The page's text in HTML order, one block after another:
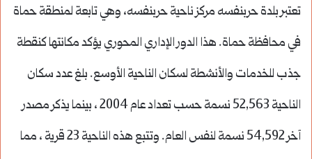
تعتبر بلدة حربنفسه مركز ناحية حربنفسه، وهي تابعة لمنطقة حماة
في محافظة حماة. هذا الدور الإداري المحوري يؤكد مكانتها كنقطة
جذب للخدمات والأنشطة لسكان الناحية الأوسع. بلغ عدد سكان
الناحية 52,563 نسمة حسب تعداد عام 2004 ، بينما يذكر مصدر
آخر 54,592 نسمة لنفس العام. وتتبع هذه الناحية 23 قرية ، مما